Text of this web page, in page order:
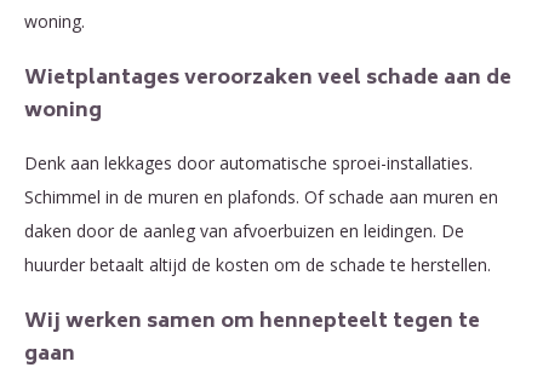
woning.
Wietplantages veroorzaken veel schade aan de
woning
Denk aan lekkages door automatische sproei-installaties.
Schimmel in de muren en plafonds. Of schade aan muren en
daken door de aanleg van afvoerbuizen en leidingen. De
huurder betaalt altijd de kosten om de schade te herstellen.
Wij werken samen om hennepteelt tegen te
gaan